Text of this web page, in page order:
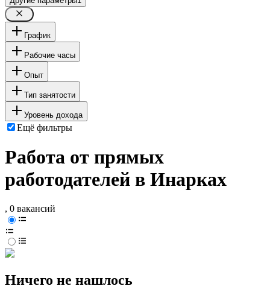
График
Рабочие часы
Опыт
Тип занятости
Уровень дохода
Ещё фильтры
Работа от прямых
работодателей в Инарках
, 0 вакансий
Ничего не нашлось